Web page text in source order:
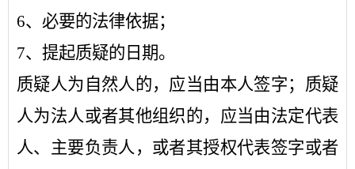
6、必要的法律依据；
7、提起质疑的日期。
质疑人为自然人的，应当由本人签字；质疑
人为法人或者其他组织的，应当由法定代表
人、主要负责人，或者其授权代表签字或者